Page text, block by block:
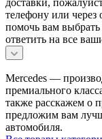
доставки,
телефону или
помочь вам
ответить на все
Mercedes —
премиального
также расскажем о
предложим вам
автомобиля.